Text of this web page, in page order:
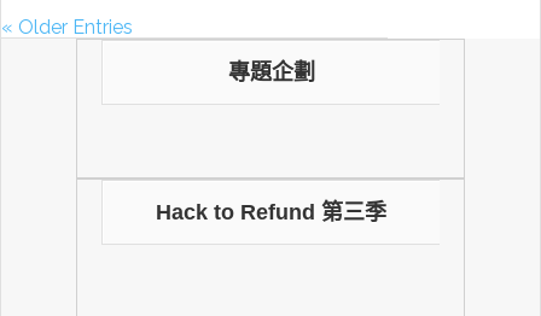
« Older Entries
專題企劃
Hack to Refund 第三季